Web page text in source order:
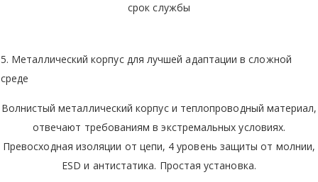
срок службы
5. Металлический корпус для лучшей адаптации в сложной
среде
Волнистый металлический корпус и теплопроводный материал,
отвечают требованиям в экстремальных условиях.
Превосходная изоляции от цепи, 4 уровень защиты от молнии,
ESD и антистатика. Простая установка.